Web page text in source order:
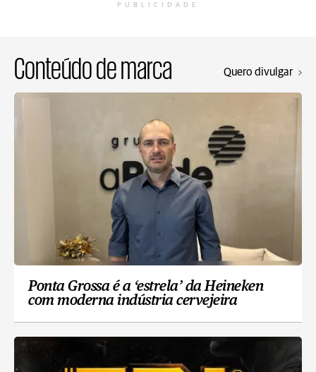
PUBLICIDADE
Conteúdo de marca Quero divulgar
Ponta Grossa é a ‘estrela’ da Heineken
com moderna indústria cervejeira